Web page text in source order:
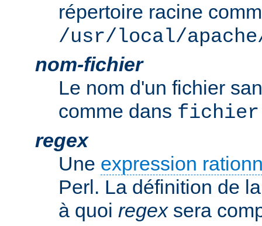
répertoire racine
/usr/local/
nom-fichier
Le nom d'un fichier
comme dans
regex
Une expression
Perl. La définition de
à quoi regexsera